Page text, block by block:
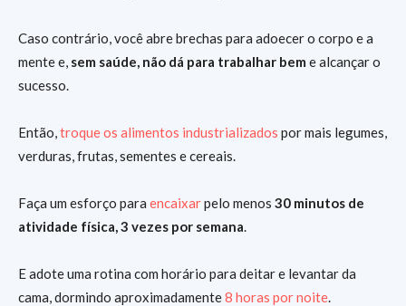
Caso contrário, você abre brechas para adoecer o corpo e a
mente e, sem saúde, não dá para trabalhar bem e alcançar o
sucesso.
Então,troque os alimentos industrializados por mais legumes,
verduras, frutas, sementes e cereais.
Faça um esforço para encaixarpelo menos 30 minutos de
atividade física, 3 vezes por semana.
E adote uma rotina com horário para deitar e levantar da
cama, dormindo aproximadamente8 horas por noite.